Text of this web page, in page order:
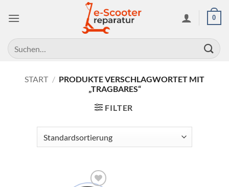
Inhalt
0
Suchen
nach:
START / PRODUKTE VERSCHLAGWORTET MIT
„TRAGBARES“
FILTER